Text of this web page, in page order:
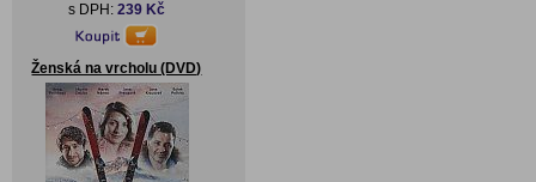
s DPH: 239 Kč
Ženská na vrcholu (DVD)